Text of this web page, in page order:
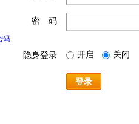
密 码
码
隐身登录 开启 关闭
登录